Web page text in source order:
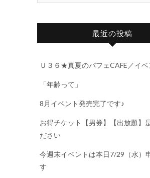
最近の投稿
Ｕ３６★真夏のパフェCAFE／イ
「年齢って」
8月イベント発売完了です♪
お得チケット【男券】【出放題】
ださい
今週末イベントは本日7/29（水）
す